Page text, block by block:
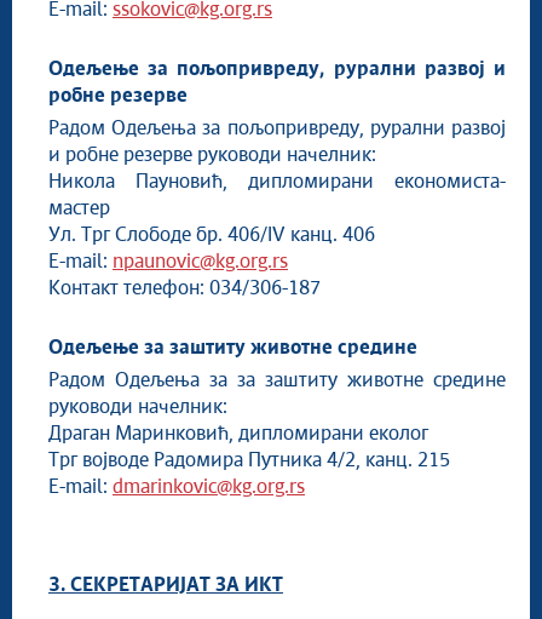
E-mail: ssokovic@kg.org.rs
Одељење за пољопривреду, рурални развој и
робне резерве
Радом Одељења за пољопривреду, рурални развој
и робне резерве руководи начелник:
Никола Пауновић, дипломирани економиста-
мастер
Ул. Трг Слободе бр. 406/IV канц. 406
E-mail: npaunovic@kg.org.rs
Контакт телефон: 034/306-187
Одељење за заштиту животне средине
Радом Одељења за за заштиту животне средине
руководи начелник:
Драган Маринковић, дипломирани еколог
Трг војводе Радомира Путника 4/2, канц. 215
E-mail: dmarinkovic@kg.org.rs
3. СЕКРЕТАРИЈАТ ЗА ИКТ